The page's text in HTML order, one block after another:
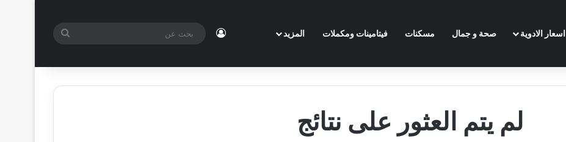
اسعار الادوية صحة و جمال مسكنات فيتامينات ومكملات المزيد تسجيل الدخول
بحث
لم يتم العثور على نتائج